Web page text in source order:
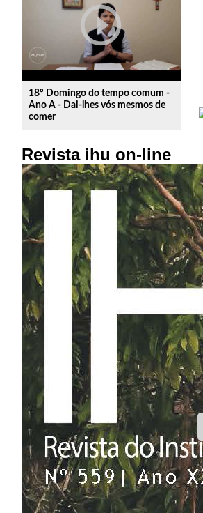
play_circle_outline
18º Domingo do tempo comum -
Ano A - Dai-lhes vós mesmos de
comer
Revista ihu on-line